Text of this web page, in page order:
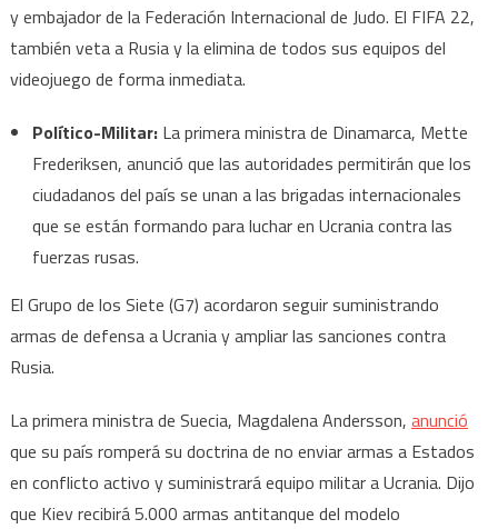
y embajador de la Federación Internacional de Judo. El FIFA 22,
también veta a Rusia y la elimina de todos sus equipos del
videojuego de forma inmediata.
Político-Militar: La primera ministra de Dinamarca, Mette
Frederiksen, anunció que las autoridades permitirán que los
ciudadanos del país se unan a las brigadas internacionales
que se están formando para luchar en Ucrania contra las
fuerzas rusas.
El Grupo de los Siete (G7) acordaron seguir suministrando
armas de defensa a Ucrania y ampliar las sanciones contra
Rusia.
La primera ministra de Suecia, Magdalena Andersson, anunció
que su país romperá su doctrina de no enviar armas a Estados
en conflicto activo y suministrará equipo militar a Ucrania. Dijo
que Kiev recibirá 5.000 armas antitanque del modelo